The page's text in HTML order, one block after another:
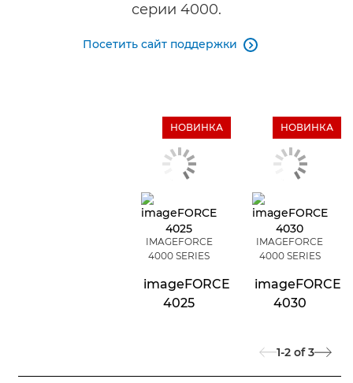
серии 4000.
Посетить сайт поддержки 
НОВИНКА
IMAGEFORCE
4000 SERIES
imageFORCE
4025
НОВИНКА
IMAGEFORCE
4000 SERIES
imageFORCE
4030
1-2 of 3